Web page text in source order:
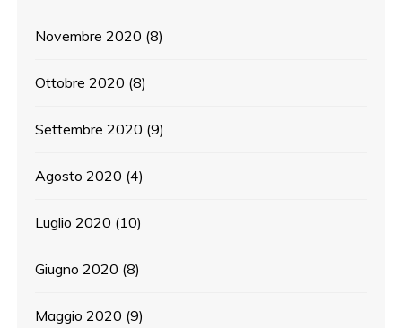
Novembre 2020 (8)
Ottobre 2020 (8)
Settembre 2020 (9)
Agosto 2020 (4)
Luglio 2020 (10)
Giugno 2020 (8)
Maggio 2020 (9)